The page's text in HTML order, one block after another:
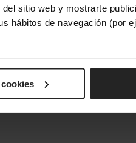
sitio web y mostrarte
hábitos de navegación (por